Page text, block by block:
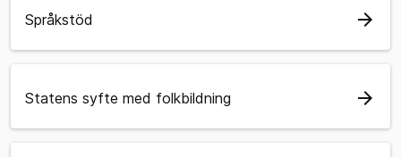
Språkstöd arrow_forward
Statens syfte med folkbildning arrow_forward